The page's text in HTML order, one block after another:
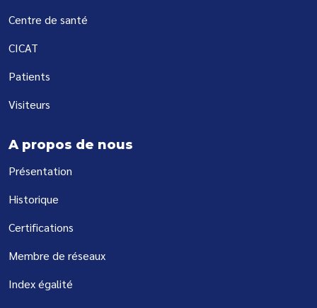
Centre de santé
CICAT
Patients
Visiteurs
A propos de nous
Présentation
Historique
Certifications
Membre de réseaux
Index égalité